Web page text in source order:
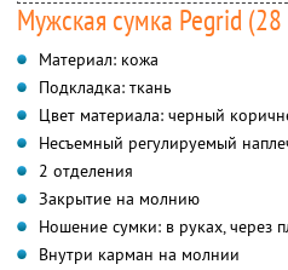
Мужская сумка Pegrid
Материал: кожа
Подкладка: ткань
Цвет материала: черный
Несъемный регулируемый
2 отделения
Закрытие на молнию
Ношение сумки: в руках, через
Внутри карман на молнии